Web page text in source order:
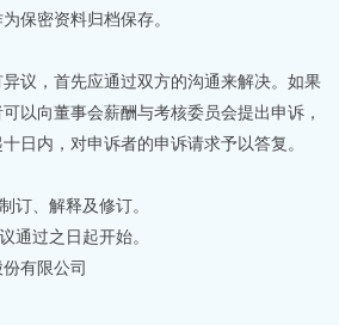
保密资料归档保存。
议，首先应通过双方的沟通来解决。如果
以向董事会薪酬与考核委员会提出申诉，
日内，对申诉者的申诉请求予以答复。
订、解释及修订。
通过之日起开始。
有限公司